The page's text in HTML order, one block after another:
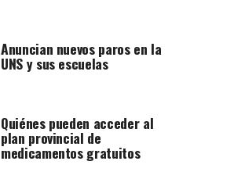
Anuncian nuevos paros en la
UNS y sus escuelas
Quiénes pueden acceder al
plan provincial de
medicamentos gratuitos